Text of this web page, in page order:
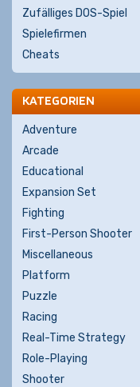
Zufälliges DOS-Spiel
Spielefirmen
Cheats
KATEGORIEN
Adventure
Arcade
Educational
Expansion Set
Fighting
First-Person Shooter
Miscellaneous
Platform
Puzzle
Racing
Real-Time Strategy
Role-Playing
Shooter